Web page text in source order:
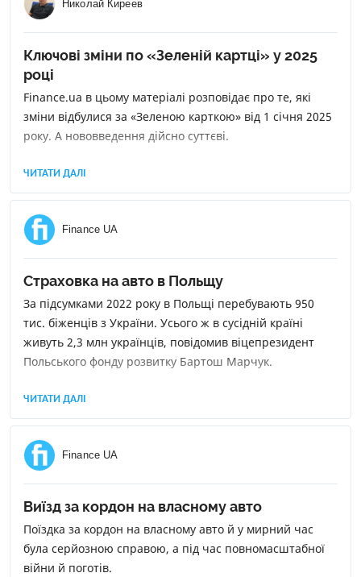
Николай Киреев
Ключові зміни по «Зеленій картці» у 2025
році
Finance.ua в цьому матеріалі розповідає про те, які
зміни відбулися за «Зеленою карткою» від 1 січня 2025
року. А нововведення дійсно суттєві.
ЧИТАТИ ДАЛІ
Finance UA
Страховка на авто в Польщу
За підсумками 2022 року в Польщі перебувають 950
тис. біженців з України. Усього ж в сусідній країні
живуть 2,3 млн українців, повідомив віцепрезидент
Польського фонду розвитку Бартош Марчук.
ЧИТАТИ ДАЛІ
Finance UA
Виїзд за кордон на власному авто
Поїздка за кордон на власному авто й у мирний час
була серйозною справою, а під час повномасштабної
війни й поготів.